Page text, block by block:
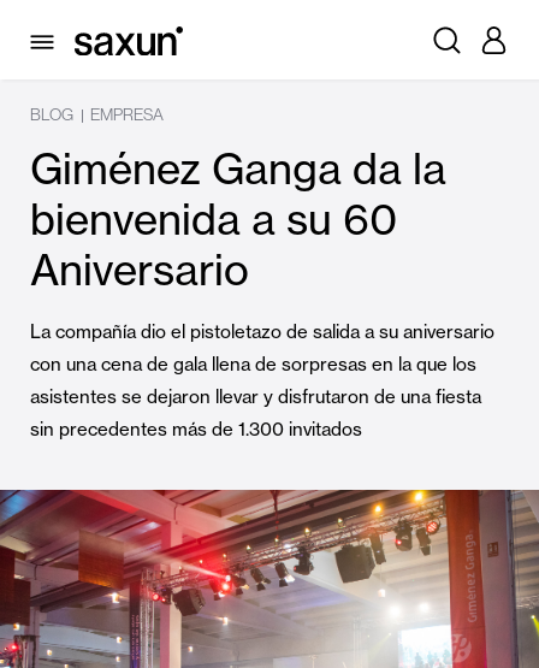
BLOG | EMPRESA
Giménez Ganga da la
bienvenida a su 60
Aniversario
La compañía dio el pistoletazo de salida a su aniversario
con una cena de gala llena de sorpresas en la que los
asistentes se dejaron llevar y disfrutaron de una fiesta
sin precedentes más de 1.300 invitados